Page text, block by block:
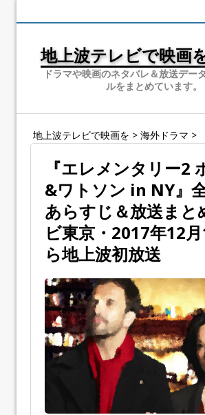
地上波テレビで映画
ドラマや映画のネタバレ＆放送デー
ルをまとめています。
地上波テレビで映画を > 海外ドラマ >
『エレメンタリー2
&ワトソン in NY』
あらすじ＆放送まと
ビ東京・2017年12
ら地上波初放送